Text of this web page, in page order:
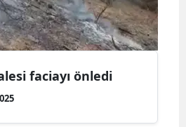
faciayı önledi